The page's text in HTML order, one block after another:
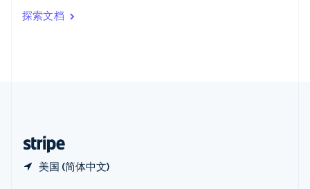
探索文档
美国 (简体中文)
印度
English